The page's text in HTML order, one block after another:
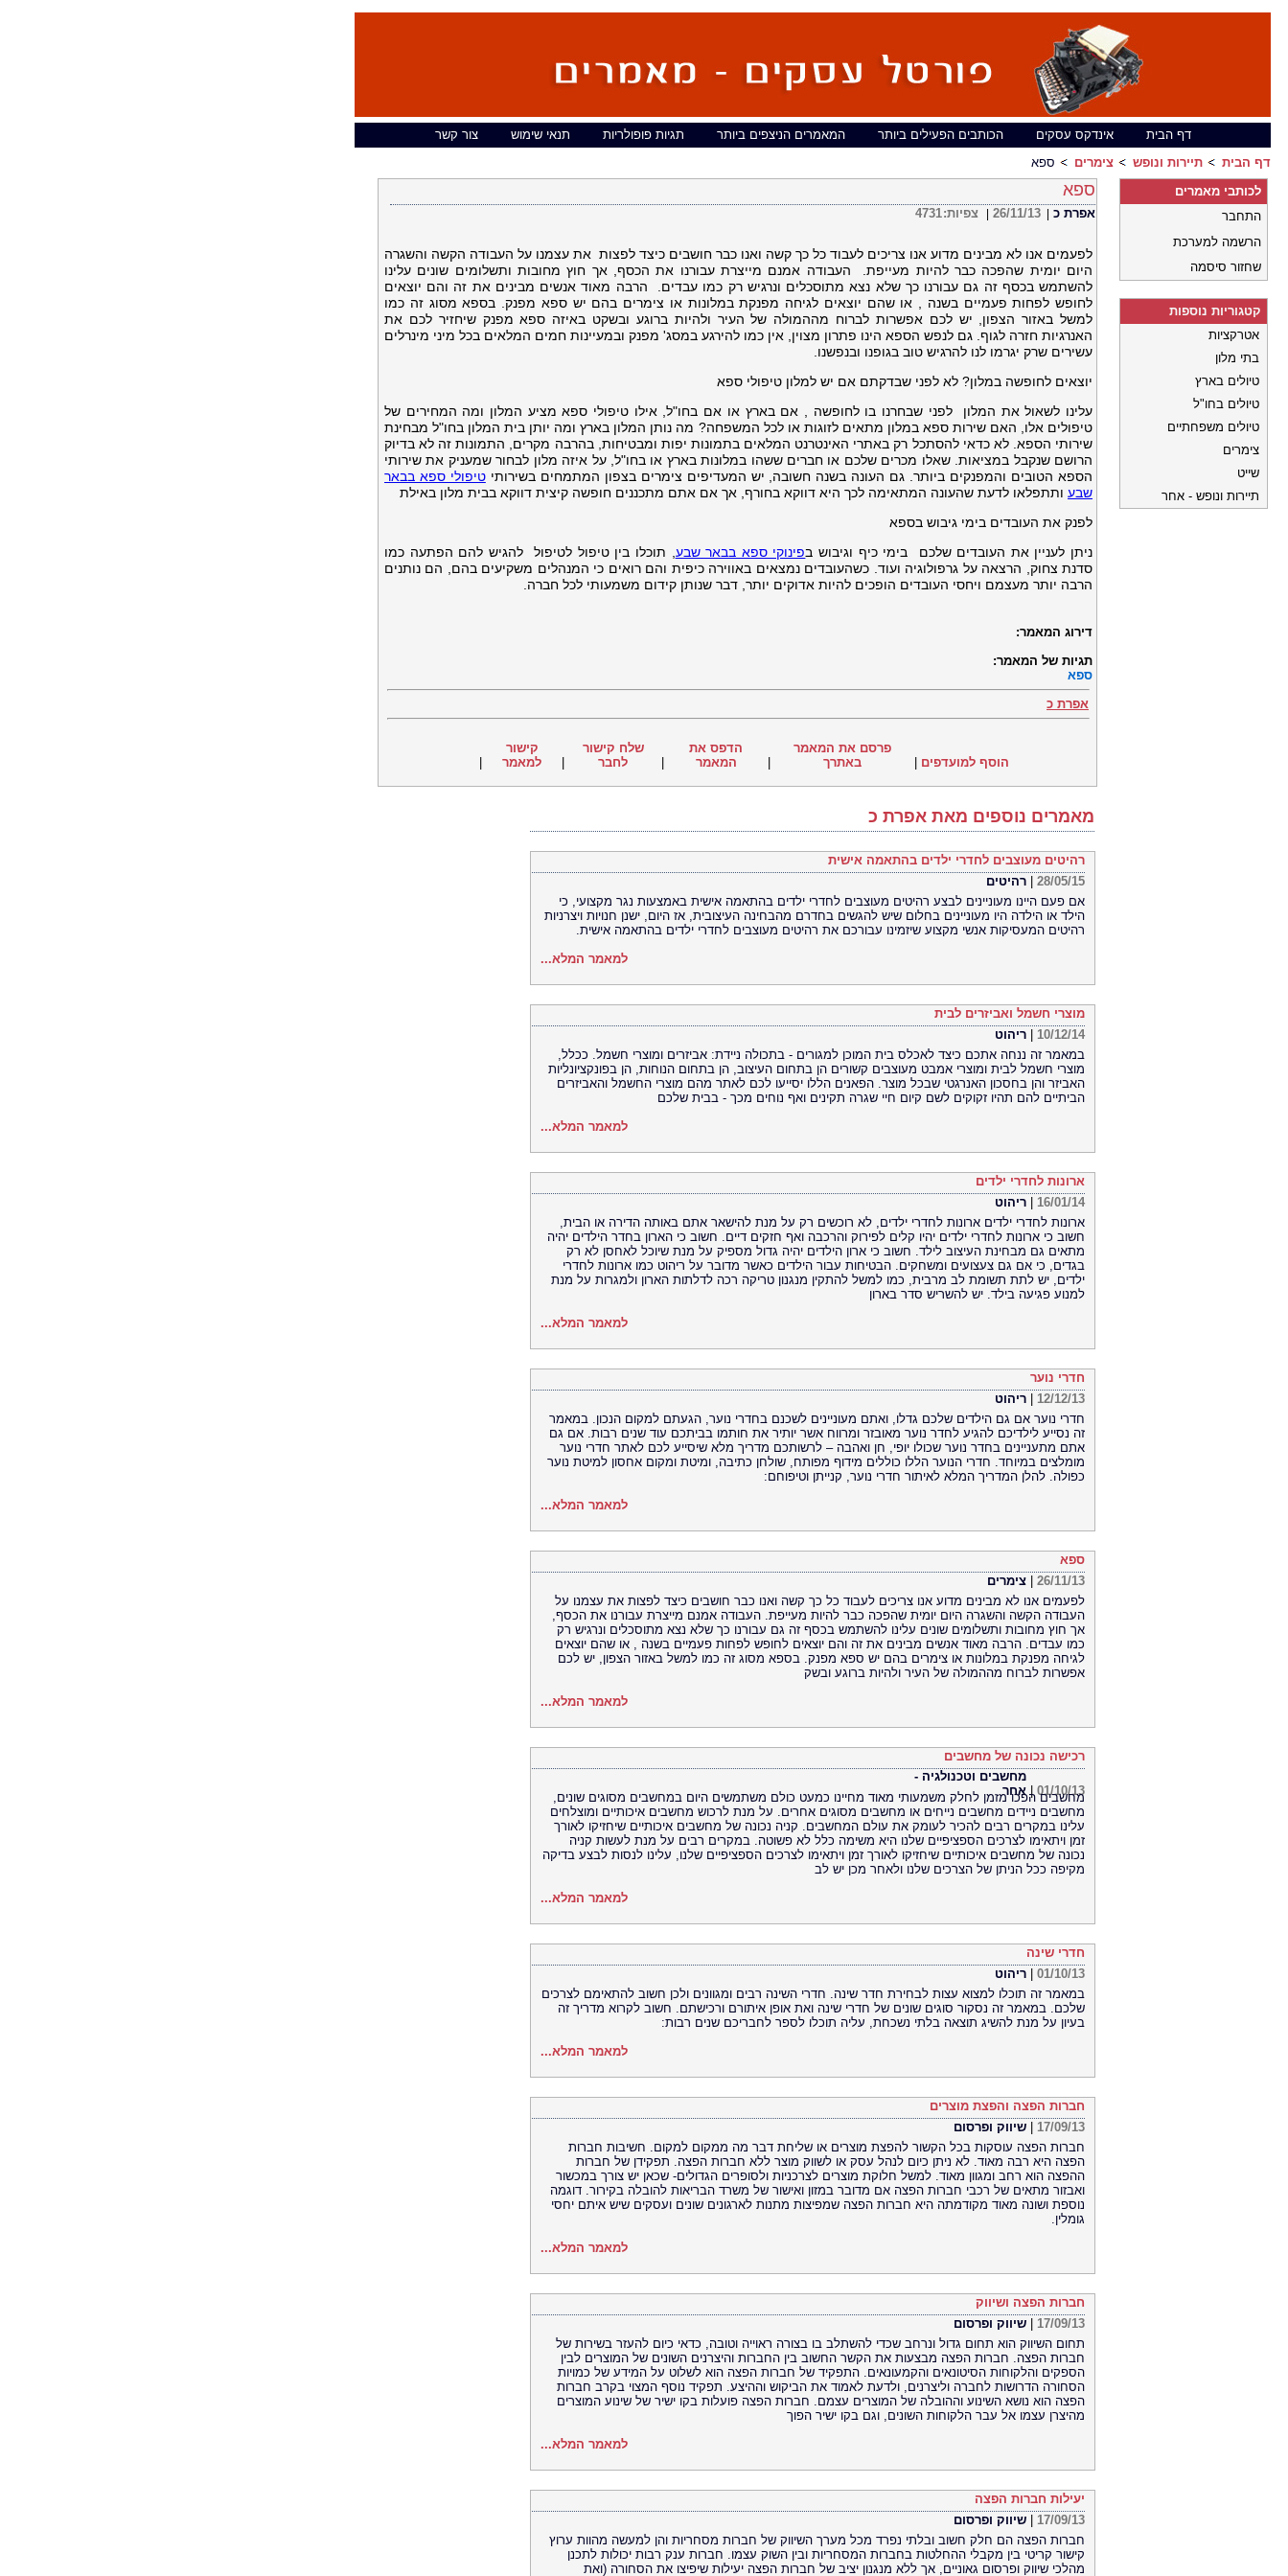
דף הבית אינדקס עסקים הכותבים הפעילים ביותר המאמרים הניצפים ביותר תגיות פופולריות תנאי שימוש
צור קשר
דף הבית
תיירות ונופש צימרים ספא
ספא
אפרת כ 26/11/13 צפיות:4731
לפעמים אנו לא מבינים מדוע אנו צריכים לעבוד כל כך קשה ואנו כבר חושבים כיצד לפצות את עצמנו על העבודה הקשה והשגרה
היום יומית שהפכה כבר להיות מעייפת. העבודה אמנם מייצרת עבורנו את הכסף, אך חוץ מחובות ותשלומים שונים עלינו
להשתמש בכסף זה גם עבורנו כך שלא נצא מתוסכלים ונרגיש רק כמו עבדים. הרבה מאוד אנשים מבינים את זה והם יוצאים
לחופש לפחות פעמיים בשנה , או שהם יוצאים לגיחה מפנקת במלונות או צימרים בהם יש ספא מפנק. בספא מסוג זה כמו
למשל באזור הצפון, יש לכם אפשרות לברוח מההמולה של העיר ולהיות ברוגע ובשקט באיזה ספא מפנק שיחזיר לכם את
האנרגיות חזרה לגוף. גם לנפש הספא הינו פתרון מצוין, אין כמו להירגע במסג' מפנק ובמעיינות חמים המלאים בכל מיני מינרלים
עשירים שרק יגרמו לנו להרגיש טוב בגופנו ובנפשנו.
יוצאים לחופשה במלון? לא לפני שבדקתם אם יש למלון טיפולי ספא
עלינו לשאול את המלון לפני שבחרנו בו לחופשה , אם בארץ או אם בחו"ל, אילו טיפולי ספא מציע המלון ומה המחירים של
טיפולים אלו, האם שירות ספא במלון מתאים לזוגות או לכל המשפחה? מה נותן המלון בארץ ומה יותן בית המלון בחו"ל מבחינת
שירותי הספא. לא כדאי להסתכל רק באתרי האינטרנט המלאים בתמונות יפות ומבטיחות, בהרבה מקרים, התמונות זה לא בדיוק
הרושם שנקבל במציאות. שאלו מכרים שלכם או חברים ששהו במלונות בארץ או בחו"ל, על איזה מלון לבחור שמעניק את שירותי
הספא הטובים והמפנקים ביותר. גם העונה בשנה חשובה, יש המעדיפים צימרים בצפון המתמחים בשירותיטיפולי ספא בבאר
שבע ותתפלאו לדעת שהעונה המתאימה לכך היא דווקא בחורף, אך אם אתם מתכננים חופשה קיצית דווקא בבית מלון באילת
לפנק את העובדים בימי גיבוש בספא
ניתן לעניין את העובדים שלכם בימי כיף וגיבוש בפינוקי ספא בבאר שבע , תוכלו בין טיפול לטיפול להגיש להם הפתעה כמו
סדנת צחוק, הרצאה על גרפולוגיה ועוד. כשהעובדים נמצאים באווירה כיפית והם רואים כי המנהלים משקיעים בהם, הם נותנים
הרבה יותר מעצמם ויחסי העובדים הופכים להיות אדוקים יותר, דבר שנותן קידום משמעותי לכל חברה.
דירוג המאמר:
תגיות של המאמר:
ספא
אפרת כ
הוסף למועדפים |
פרסם את המאמר
באתרך
|
הדפס את
המאמר
|
שלח קישור
לחבר
|
קישור
למאמר
|
מאמרים נוספים מאת אפרת כ
רהיטים מעוצבים לחדרי ילדים בהתאמה אישית
28/05/15
רהיטים
אם פעם היינו מעוניינים לבצע רהיטים מעוצבים לחדרי ילדים בהתאמה אישית באמצעות נגר מקצועי, כי
הילד או הילדה היו מעוניינים בחלום שיש להגשים בחדרם מהבחינה העיצובית, אז היום, ישנן חנויות ויצרניות
רהיטים המעסיקות אנשי מקצוע שיזמינו עבורכם את רהיטים מעוצבים לחדרי ילדים בהתאמה אישית.
למאמר המלא...
מוצרי חשמל ואביזרים לבית
10/12/14
ריהוט
במאמר זה ננחה אתכם כיצד לאכלס בית המוכן למגורים - בתכולה ניידת: אביזרים ומוצרי חשמל. ככלל,
מוצרי חשמל לבית ומוצרי אמבט מעוצבים קשורים הן בתחום העיצוב, הן בתחום הנוחות, הן בפונקציונליות
האביזר והן בחסכון האנרגטי שבכל מוצר. הפאנים הללו יסייעו לכם לאתר מהם מוצרי החשמל והאביזרים
הביתיים להם תהיו זקוקים לשם קיום חיי שגרה תקינים ואף נוחים מכך - בבית שלכם
למאמר המלא...
ארונות לחדרי ילדים
16/01/14
ריהוט
ארונות לחדרי ילדים ארונות לחדרי ילדים, לא רוכשים רק על מנת להישאר אתם באותה הדירה או הבית,
חשוב כי ארונות לחדרי ילדים יהיו קלים לפירוק והרכבה ואף חזקים דיים. חשוב כי הארון בחדר הילדים יהיה
מתאים גם מבחינת העיצוב לילד. חשוב כי ארון הילדים יהיה גדול מספיק על מנת שיוכל לאחסן לא רק
בגדים, כי אם גם צעצועים ומשחקים. הבטיחות עבור הילדים כאשר מדובר על ריהוט כמו ארונות לחדרי
ילדים, יש לתת תשומת לב מרבית, כמו למשל להתקין מנגנון טריקה רכה לדלתות הארון ולמגרות על מנת
למנוע פגיעה בילד. יש להשריש סדר בארון
למאמר המלא...
חדרי נוער
12/12/13
ריהוט
חדרי נוער אם גם הילדים שלכם גדלו, ואתם מעוניינים לשכנם בחדרי נוער, הגעתם למקום הנכון. במאמר
זה נסייע לילדיכם להגיע לחדר נוער מאובזר ומרווח אשר יותיר את חותמו בביתכם עוד שנים רבות. אם גם
אתם מתעניינים בחדר נוער שכולו יופי, חן ואהבה – לרשותכם מדריך מלא שיסייע לכם לאתר חדרי נוער
מומלצים במיוחד. חדרי הנוער הללו כוללים מידוף מפותח, שולחן כתיבה, ומיטת ומקום אחסון למיטת נוער
כפולה. להלן המדריך המלא לאיתור חדרי נוער, קנייתן וטיפוחם:
למאמר המלא...
ספא
26/11/13
צימרים
לפעמים אנו לא מבינים מדוע אנו צריכים לעבוד כל כך קשה ואנו כבר חושבים כיצד לפצות את עצמנו על
העבודה הקשה והשגרה היום יומית שהפכה כבר להיות מעייפת. העבודה אמנם מייצרת עבורנו את הכסף,
אך חוץ מחובות ותשלומים שונים עלינו להשתמש בכסף זה גם עבורנו כך שלא נצא מתוסכלים ונרגיש רק
כמו עבדים. הרבה מאוד אנשים מבינים את זה והם יוצאים לחופש לפחות פעמיים בשנה , או שהם יוצאים
לגיחה מפנקת במלונות או צימרים בהם יש ספא מפנק. בספא מסוג זה כמו למשל באזור הצפון, יש לכם
אפשרות לברוח מההמולה של העיר ולהיות ברוגע ובשק
למאמר המלא...
רכישה נכונה של מחשבים
01/10/13
|
מחשבים וטכנולגיה -
אחר
מחשבים הפכו מזמן לחלק משמעותי מאוד מחיינו כמעט כולם משתמשים היום במחשבים מסוגים שונים,
מחשבים ניידים מחשבים נייחים או מחשבים מסוגים אחרים. על מנת לרכוש מחשבים איכותיים ומוצלחים
עלינו במקרים רבים להכיר לעומק את עולם המחשבים. קניה נכונה של מחשבים איכותיים שיחזיקו לאורך
זמן ויתאימו לצרכים הספציפיים שלנו היא משימה כלל לא פשוטה. במקרים רבים על מנת לעשות קניה
נכונה של מחשבים איכותיים שיחזיקו לאורך זמן ויתאימו לצרכים הספציפיים שלנו, עלינו לנסות לבצע בדיקה
מקיפה ככל הניתן של הצרכים שלנו ולאחר מכן יש לב
למאמר המלא...
חדרי שינה
01/10/13
ריהוט
במאמר זה תוכלו למצוא עצות לבחירת חדר שינה. חדרי השינה רבים ומגוונים ולכן חשוב להתאימם לצרכים
שלכם. במאמר זה נסקור סוגים שונים של חדרי שינה ואת אופן איתורם ורכישתם. חשוב לקרוא מדריך זה
בעיון על מנת להשיג תוצאה בלתי נשכחת, עליה תוכלו לספר לחבריכם שנים רבות:
למאמר המלא...
חברות הפצה והפצת מוצרים
17/09/13
שיווק ופרסום
חברות הפצה עוסקות בכל הקשור להפצת מוצרים או שליחת דבר מה ממקום למקום. חשיבות חברות
הפצה היא רבה מאוד. לא ניתן כיום לנהל עסק או לשווק מוצר ללא חברות הפצה. תפקידן של חברות
ההפצה הוא רחב ומגוון מאוד. למשל חלוקת מוצרים לצרכניות ולסופרים הגדולים- שכאן יש צורך במכשור
ואבזור מתאים של רכבי חברות הפצה אם מדובר במזון ואישור של משרד הבריאות להובלה בקירור. דוגמה
נוספת ושונה מאוד מקודמתה היא חברות הפצה שמפיצות מתנות לארגונים שונים ועסקים שיש איתם יחסי
גומלין.
למאמר המלא...
חברות הפצה ושיווק
17/09/13
שיווק ופרסום
תחום השיווק הוא תחום גדול ונרחב שכדי להשתלב בו בצורה ראוייה וטובה, כדאי כיום להעזר בשירות של
חברות הפצה. חברות הפצה מבצעות את הקשר החשוב בין החברות והיצרנים השונים של המוצרים לבין
הספקים והלקוחות הסיטונאים והקמעונאים. התפקיד של חברות הפצה הוא לשלוט על המידע של כמויות
הסחורה הדרושות לחברה וליצרנים, ולדעת לאמוד את הביקוש וההיצע. תפקיד נוסף המצוי בקרב חברות
הפצה הוא נושא השינוע וההובלה של המוצרים עצמם. חברות הפצה פועלות בקו ישיר של שינוע המוצרים
מהיצרן עצמו אל עבר הלקוחות השונים, וגם בקו ישיר הפוך
למאמר המלא...
יעילות חברות הפצה
17/09/13
שיווק ופרסום
חברות הפצה הם חלק חשוב ובלתי נפרד מכל מערך השיווק של חברות מסחריות והן למעשה מהוות ערוץ
קישור קריטי בין מקבלי ההחלטות בחברות המסחריות ובין השוק עצמו. חברות ענק רבות יכולות לתכנן
מהלכי שיווק ופרסום גאוניים, אך ללא מנגנון יציב של חברות הפצה יעילות שיפיצו את הסחורה (ואת
לכותבי מאמרים
התחבר
הרשמה למערכת
שחזור סיסמה
קטגוריות נוספות
אטרקציות
בתי מלון
טיולים בארץ
טיולים בחו"ל
טיולים משפחתיים
צימרים
שייט
תיירות ונופש - אחר